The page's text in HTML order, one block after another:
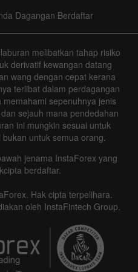
found
Forecast Previous
found
Dagangan Berdaftar
melibatkan tahap risiko
derivatif kewangan datang
wang dengan cepat kerana
terlibat dalam perdagangan
sepenuhnya jenis
sejauh mana pendedahan
ini mungkin sesuai untuk
untuk semua orang.
jenama InstaForex yang
berdaftar.
Hak cipta terpelihara.
oleh InstaFintech Group.